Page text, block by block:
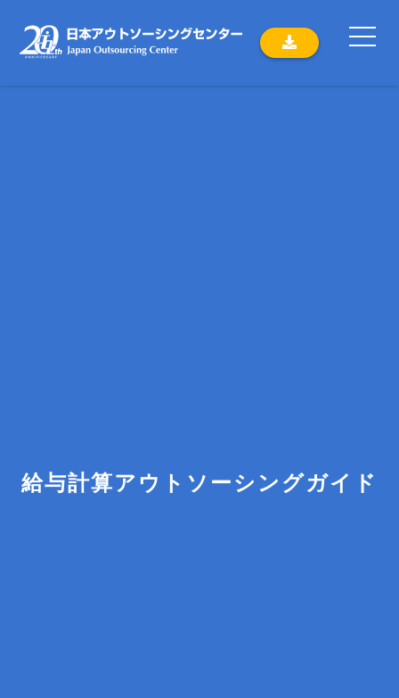
給与計算アウトソーシングガイド